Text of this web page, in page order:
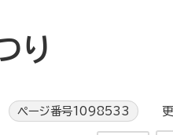
り
ページ番号1098533 更